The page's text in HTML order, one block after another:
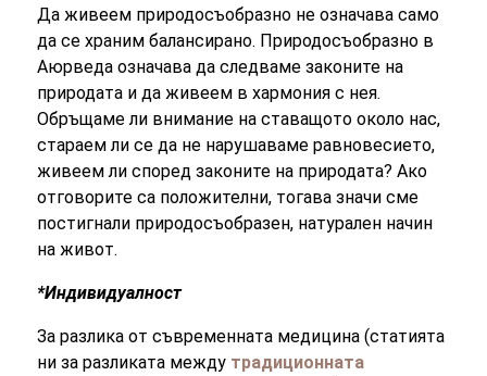
Да живеем природосъобразно не означава само
да се храним балансирано. Природосъобразно в
Аюрведа означава да следваме законите на
природата и да живеем в хармония с нея.
Обръщаме ли внимание на ставащото около нас,
стараем ли се да не нарушаваме равновесието,
живеем ли според законите на природата? Ако
отговорите са положителни, тогава значи сме
постигнали природосъобразен, натурален начин
на живот.
*Индивидуалност
За разлика от съвременната медицина (статията
ни за разликата между традиционната